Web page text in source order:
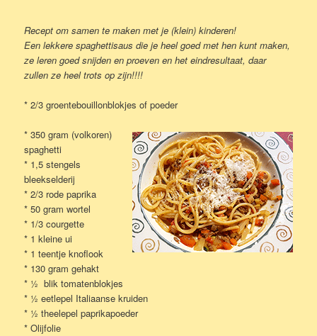
Recept om samen te maken met je (klein) kinderen!
Een lekkere spaghettisaus die je heel goed met hen kunt maken,
ze leren goed snijden en proeven en het eindresultaat, daar
zullen ze heel trots op zijn!!!!
* 2/3 groentebouillonblokjes of poeder
* 350 gram (volkoren)
spaghetti
* 1,5 stengels
bleekselderij
* 2/3 rode paprika
* 50 gram wortel
* 1/3 courgette
* 1 kleine ui
* 1 teentje knoflook
* 130 gram gehakt
* ½ blik tomatenblokjes
* ½ eetlepel Italiaanse kruiden
* ½ theelepel paprikapoeder
* Olijfolie